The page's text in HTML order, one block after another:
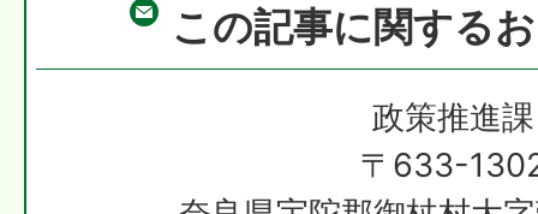
この記事に関する
政策推進課
〒633-